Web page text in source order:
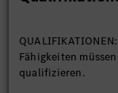
Kombination
unter
Fähigkeiten
qualifizieren.